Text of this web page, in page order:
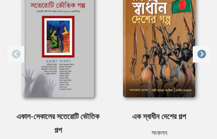
একাল-সেকালের সতেরোটি ভৌতিক
গল্প
এক স্বাধীন দেশের গল্প
সংকলন